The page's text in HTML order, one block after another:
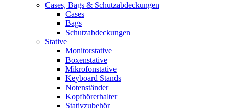
Cases, Bags & Schutzabdeckungen
Cases
Bags
Schutzabdeckungen
Stative
Monitorstative
Boxenstative
Mikrofonstative
Keyboard Stands
Notenständer
Kopfhörerhalter
Stativzubehör